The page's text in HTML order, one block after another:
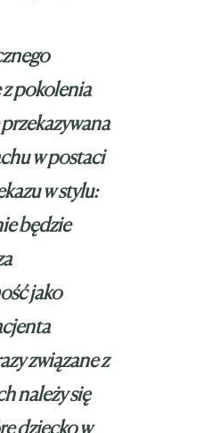
pokolenia
w postaci
w stylu:
będzie
jako
związane z
należy się
dziecko w